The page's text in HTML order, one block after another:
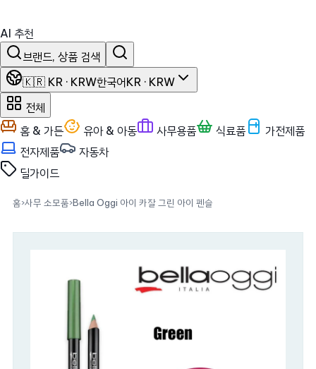
AI 추천
브랜드, 상품 검색
🇰🇷 KR · KRW한국어KR · KRW
전체
홈 & 가든
유아 & 아동 사무용품 식료품
가전제품
전자제품
자동차
딜가이드
홈›사무 소모품›Bella Oggi 아이 카잘 그린 아이 펜슬